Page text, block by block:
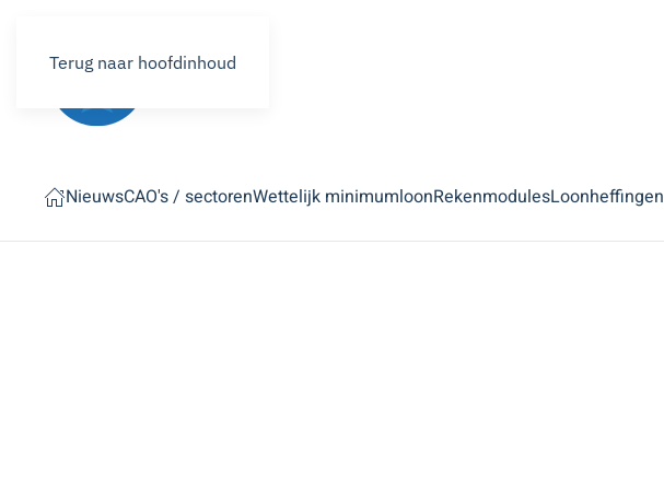
Terug naar hoofdinhoud
NieuwsCAO's / sectorenWettelijk minimumloonRekenmodulesLoonheffingen